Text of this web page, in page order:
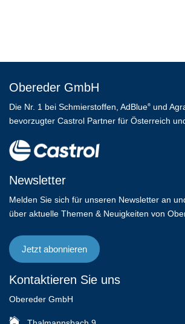
Obereder GmbH
Die Nr. 1 bei Schmierstoffen, AdBlue®
und
bevorzugter Castrol Partner für Österreich
Newsletter
Melden Sie sich für unseren Newsletter an
über aktuelle Themen & Neuigkeiten von
Jetzt abonnieren
Kontaktieren Sie uns
Obereder GmbH